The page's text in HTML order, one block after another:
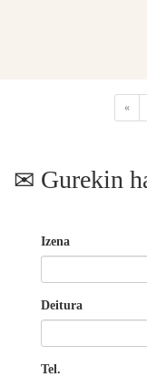
«
Gurekin
Izena
Deitura
Tel.